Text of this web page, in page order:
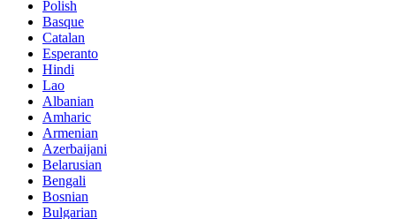
Polish
Basque
Catalan
Esperanto
Hindi
Lao
Albanian
Amharic
Armenian
Azerbaijani
Belarusian
Bengali
Bosnian
Bulgarian